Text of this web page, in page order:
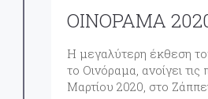
ΟΙΝΟΡΑΜΑ
Η μεγαλύτερη έκθεση
το Οινόραμα, ανοίγει τις
Μαρτίου 2020, στο